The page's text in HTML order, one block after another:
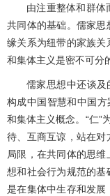
由注重整体和群体
共同体的基础。儒家思
缘关系为纽带的家族关
和集体主义是密不可分
儒家思想中还谈及
构成中国智慧和中国方
和集体主义概念。“仁”
待、互商互谅，站在
局限，在共同体的思
想和社会行为规范的
是在集体中生存和发展